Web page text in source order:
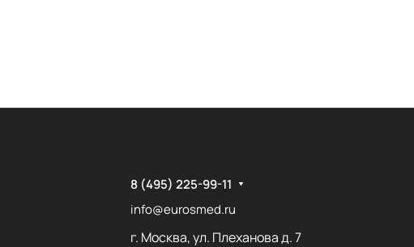
8 (495) 225-99-11
info@eurosmed.ru
г. Москва, ул. Плеханова д. 7